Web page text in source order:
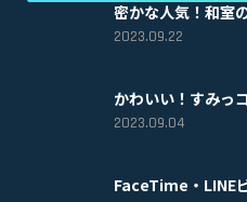
密かな人気！和室
2023.09.22
かわいい！すみっ
2023.09.04
FaceTime・LINE